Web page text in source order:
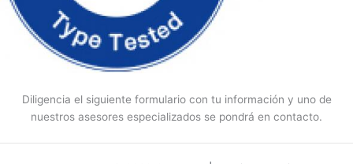
Diligencia el siguiente formulario con tu información y uno de
nuestros asesores especializados se pondrá en contacto.